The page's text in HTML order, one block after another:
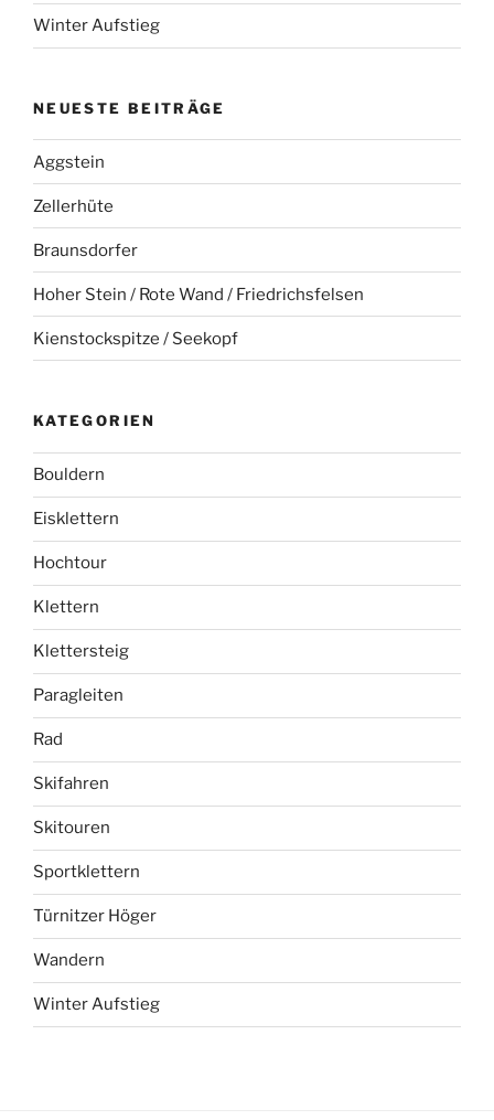
Winter Aufstieg
NEUESTE BEITRÄGE
Aggstein
Zellerhüte
Braunsdorfer
Hoher Stein / Rote Wand / Friedrichsfelsen
Kienstockspitze / Seekopf
KATEGORIEN
Bouldern
Eisklettern
Hochtour
Klettern
Klettersteig
Paragleiten
Rad
Skifahren
Skitouren
Sportklettern
Türnitzer Höger
Wandern
Winter Aufstieg